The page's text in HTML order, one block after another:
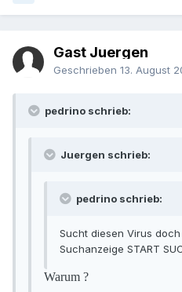
Gast Juergen
Geschrieben 13. August
pedrino schrieb:
Juergen schrieb:
pedrino schrieb:
Sucht diesen Virus
Suchanzeige START
Warum ?